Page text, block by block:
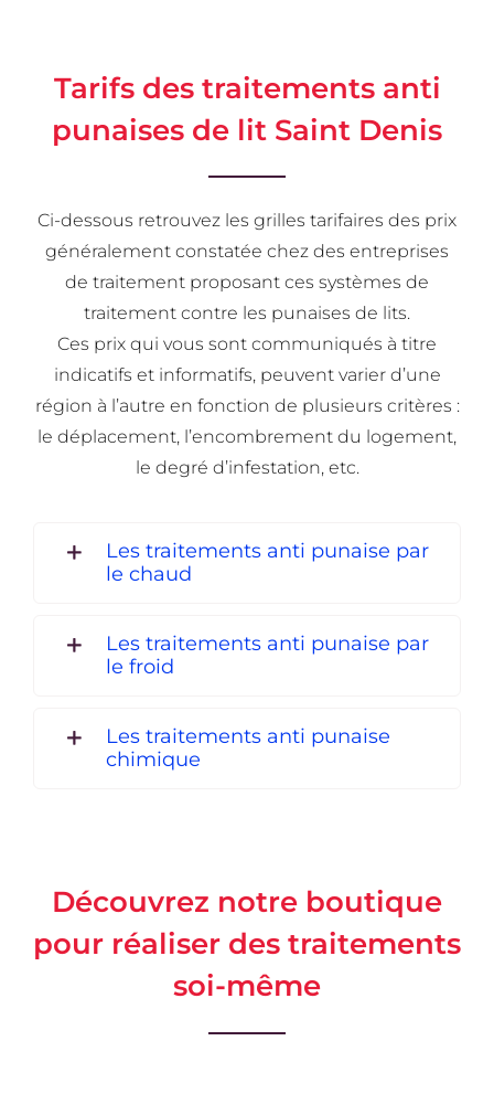
Tarifs des traitements anti
punaises de lit Saint Denis
Ci-dessous retrouvez les grilles tarifaires des prix
généralement constatée chez des entreprises
de traitement proposant ces systèmes de
traitement contre les punaises de lits.
Ces prix qui vous sont communiqués à titre
indicatifs et informatifs, peuvent varier d’une
région à l’autre en fonction de plusieurs critères :
le déplacement, l’encombrement du logement,
le degré d’infestation, etc.
Les traitements anti punaise par
le chaud
Les traitements anti punaise par
le froid
Les traitements anti punaise
chimique
Découvrez notre boutique
pour réaliser des traitements
soi-même